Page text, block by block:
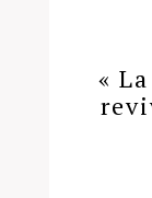
«